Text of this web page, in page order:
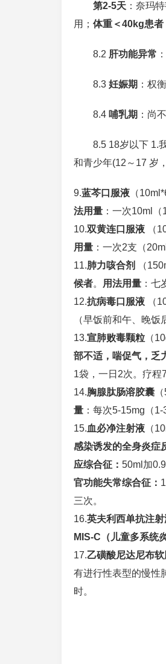
第2-5天 ：奈玛
用； 体重＜40kg患者
8.2 肝功能异常
8.3 妊娠期 ：权
8.4 哺乳期 ：尚
8.5 18岁以下 1.
和青少年(12～17 岁
9.蓝芩口服液 （
法用量 ：一次10ml（
10.双黄连口服液 （
用量 ：一次2支（
11.肺力咳合剂 （
候者。 用法用量 ：
12.抗病毒口服液 （
（早饭前和午、晚饭
13.宣肺败毒颗粒 （
部不适，喘促气，乏
1袋，一日2次。疗程
14.胸腺肽肠溶胶囊
量 ：每次5-15mg（
15.血必净注射液 （
感染诱发的全身炎症
应综合征： 50ml加
官功能失常综合征：
三次。
16.英夫利西单抗注射
MIS-C（儿童多系统
17.乙磺酸尼达尼布
有进行性表型的慢性
时。